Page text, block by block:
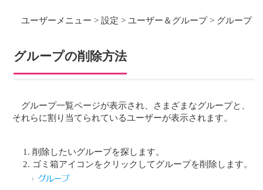
ユーザーメニュー > 設定 > ユーザー＆グループ > グループ
グループの削除方法
グループ一覧ページが表示され、さまざまなグループと、
それらに割り当てられているユーザーが表示されます。
削除したいグループを探します。
ゴミ箱アイコンをクリックしてグループを削除します。